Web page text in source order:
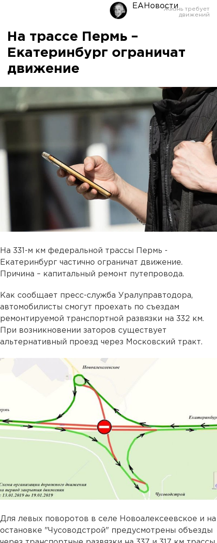
ЕАНовости
На трассе Пермь –
Екатеринбург ограничат
движение
На 331-м км федеральной трассы Пермь -
Екатеринбург частично ограничат движение.
Причина – капитальный ремонт путепровода.
Как сообщает пресс-служба Уралуправтодора,
автомобилисты смогут проехать по съездам
ремонтируемой транспортной развязки на 332 км.
При возникновении заторов существует
альтернативный проезд через Московский тракт.
Для левых поворотов в селе Новоалексеевское и на
остановке "Чусоводстрой" предусмотрены объезды